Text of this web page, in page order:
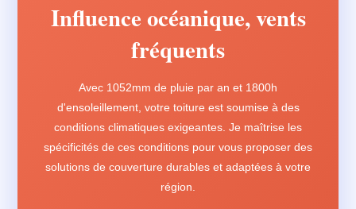
Influence océanique, vents
fréquents
Avec 1052mm de pluie par an et 1800h
d'ensoleillement, votre toiture est soumise à des
conditions climatiques exigeantes. Je maîtrise les
spécificités de ces conditions pour vous proposer des
solutions de couverture durables et adaptées à votre
région.